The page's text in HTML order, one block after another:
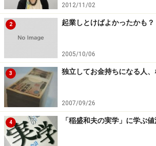
2012/11/02
2 起業しとけばよかったかも？
2005/10/06
3 独立してお金持ちになる人、
2007/09/26
4 「稲盛和夫の実学」に学ぶ